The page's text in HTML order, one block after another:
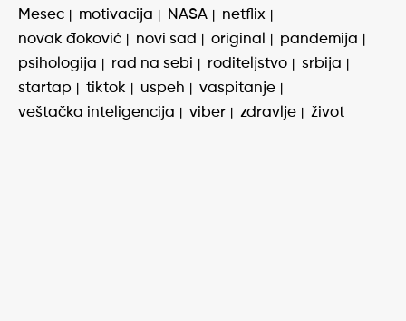
Mesec
motivacija NASA
netflix
novak đoković
novi sad original
pandemija
psihologija
rad na sebi roditeljstvo
srbija
startap
tiktok uspeh
vaspitanje
veštačka inteligencija
viber zdravlje život